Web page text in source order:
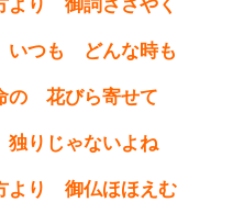
より 御詞ささやく
も どんな時も
花びら寄せて
じゃないよね
より 御仏ほほえむ